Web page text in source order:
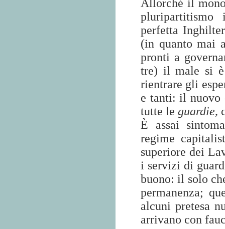
Allorché il
perfetta
(in quanto mai
pronti a
tre) il male si è
rientrare gli
e tanti: il nuovo
tutte le guardie,
È assai
regime
superiore dei
i servizi di
buono: il solo
permanenza;
alcuni pretesa
arrivano con